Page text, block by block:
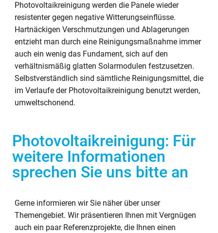
Photovoltaikreinigung werden die Panele wieder
resistenter gegen negative Witterungseinflüsse.
Hartnäckigen Verschmutzungen und Ablagerungen
entzieht man durch eine Reinigungsmaßnahme immer
auch ein wenig das Fundament, sich auf den
verhältnismäßig glatten Solarmodulen festzusetzen.
Selbstverständlich sind sämtliche Reinigungsmittel, die
im Verlaufe der Photovoltaikreinigung benutzt werden,
umweltschonend.
Photovoltaikreinigung: Für
weitere Informationen
sprechen Sie uns bitte an
Gerne informieren wir Sie näher über unser
Themengebiet. Wir präsentieren Ihnen mit Vergnügen
auch ein paar Referenzprojekte, die Ihnen einen